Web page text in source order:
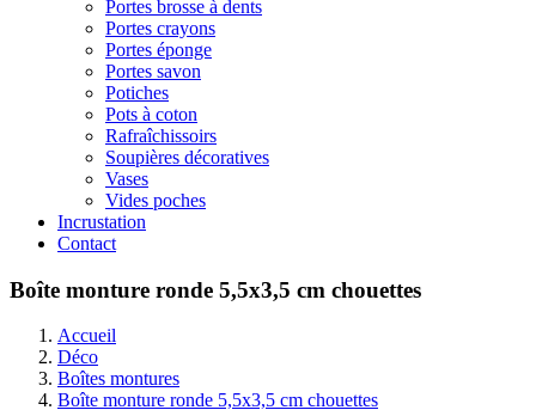
Portes brosse à dents
Portes crayons
Portes éponge
Portes savon
Potiches
Pots à coton
Rafraîchissoirs
Soupières décoratives
Vases
Vides poches
Incrustation
Contact
Boîte monture ronde 5,5x3,5 cm chouettes
Accueil
Déco
Boîtes montures
Boîte monture ronde 5,5x3,5 cm chouettes